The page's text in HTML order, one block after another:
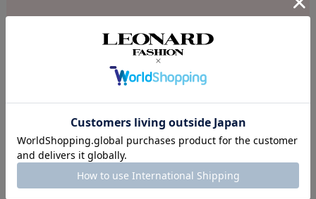
DIFFERENT COLOR